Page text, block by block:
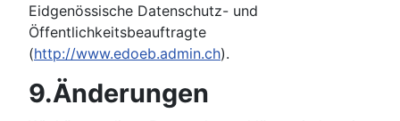
Eidgenössische Datenschutz- und
Öffentlichkeitsbeauftragte
(http://www.edoeb.admin.ch).
9.Änderungen